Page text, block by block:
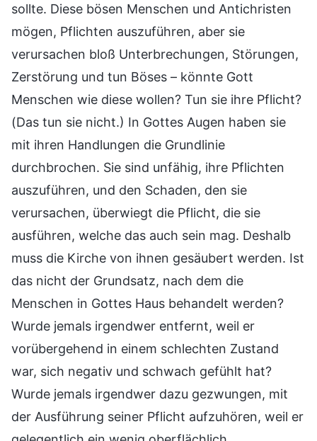
sollte. Diese bösen Menschen und Antichristen
mögen, Pflichten auszuführen, aber sie
verursachen bloß Unterbrechungen, Störungen,
Zerstörung und tun Böses – könnte Gott
Menschen wie diese wollen? Tun sie ihre Pflicht?
(Das tun sie nicht.) In Gottes Augen haben sie
mit ihren Handlungen die Grundlinie
durchbrochen. Sie sind unfähig, ihre Pflichten
auszuführen, und den Schaden, den sie
verursachen, überwiegt die Pflicht, die sie
ausführen, welche das auch sein mag. Deshalb
muss die Kirche von ihnen gesäubert werden. Ist
das nicht der Grundsatz, nach dem die
Menschen in Gottes Haus behandelt werden?
Wurde jemals irgendwer entfernt, weil er
vorübergehend in einem schlechten Zustand
war, sich negativ und schwach gefühlt hat?
Wurde jemals irgendwer dazu gezwungen, mit
der Ausführung seiner Pflicht aufzuhören, weil er